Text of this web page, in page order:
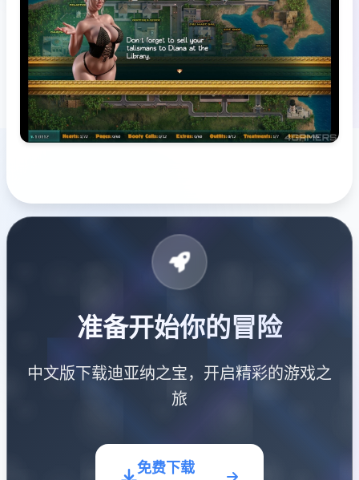
准备开始你的冒险
中文版下载迪亚纳之宝，开启精彩的游戏之
旅
免费下载